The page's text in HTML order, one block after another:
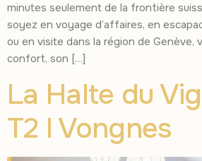
minutes seulement de la frontière
soyez en voyage d’affaires, en
ou en visite dans la région de Genève,
confort, son […]
La Halte du
T2 I Vongnes